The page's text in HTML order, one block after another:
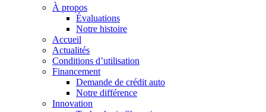
À propos
Évaluations
Notre histoire
Accueil
Actualités
Conditions d’utilisation
Financement
Demande de crédit auto
Notre différence
Innovation